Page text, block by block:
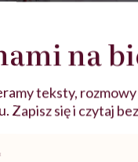
"Jestem w
należy?".
zmianie
na
teksty,
Zapisz się i czytaj